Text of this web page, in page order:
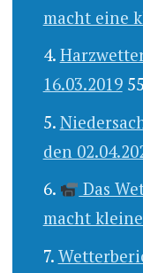
macht eine
16.03.2019
den
Das
macht